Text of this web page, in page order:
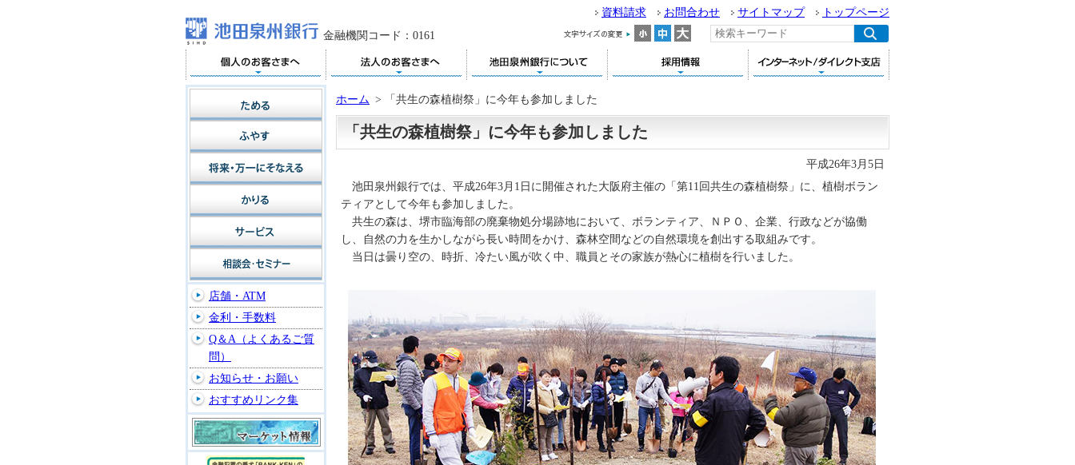
金融機関コード：0161
資料請求 お問合わせ サイトマップ トップページ
ホーム > 「共生の森植樹祭」に今年も参加しました
「共生の森植樹祭」に今年も参加しました
平成26年3月5日
池田泉州銀行では、平成26年3月1日に開催された大阪府主催の「第11回共生の森植樹祭」に、植樹ボラン
ティアとして今年も参加しました。
共生の森は、堺市臨海部の廃棄物処分場跡地において、ボランティア、ＮＰＯ、企業、行政などが協働
し、自然の力を生かしながら長い時間をかけ、森林空間などの自然環境を創出する取組みです。
当日は曇り空の、時折、冷たい風が吹く中、職員とその家族が熱心に植樹を行いました。
店舗・ATM
金利・手数料
Q＆A（よくあるご質
問）
お知らせ・お願い
おすすめリンク集